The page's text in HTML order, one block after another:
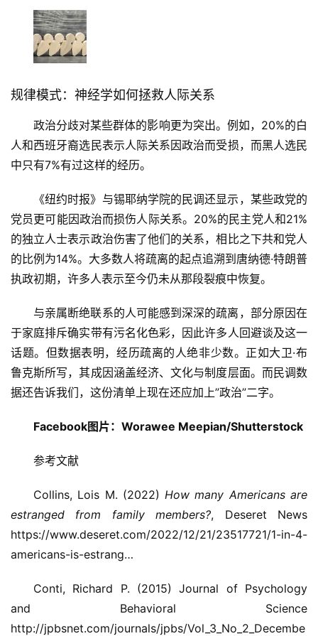
规律模式：神经学如何拯救人际关系
政治分歧对某些群体的影响更为突出。例如，20%的白
人和西班牙裔选民表示人际关系因政治而受损，而黑人选民
中只有7%有过这样的经历。
《纽约时报》与锡耶纳学院的民调还显示，某些政党的
党员更可能因政治而损伤人际关系。20%的民主党人和21%
的独立人士表示政治伤害了他们的关系，相比之下共和党人
的比例为14%。大多数人将疏离的起点追溯到唐纳德·特朗普
执政初期，许多人表示至今仍未从那段裂痕中恢复。
与亲属断绝联系的人可能感到深深的疏离，部分原因在
于家庭排斥确实带有污名化色彩，因此许多人回避谈及这一
话题。但数据表明，经历疏离的人绝非少数。正如大卫·布
鲁克斯所写，其成因涵盖经济、文化与制度层面。而民调数
据还告诉我们，这份清单上现在还应加上”政治”二字。
Facebook图片： Worawee Meepian/Shutterstock
参考文献
Collins, Lois M. (2022)How many Americans are
estranged from family members?, Deseret News
https://www.deseret.com/2022/12/21/23517721/1-in-4-
americans-is-estrang…
Conti, Richard P. (2015) Journal of Psychology
and Behavioral Science
http://jpbsnet.com/journals/jpbs/Vol_3_No_2_Decembe